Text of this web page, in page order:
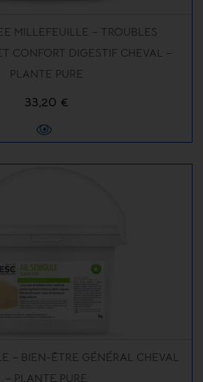
MILLEFEUILLE – TROUBLES
CONFORT DIGESTIF CHEVAL –
PLANTE PURE
33,20 €
– BIEN-ÊTRE GÉNÉRAL CHEVAL
– PLANTE PURE